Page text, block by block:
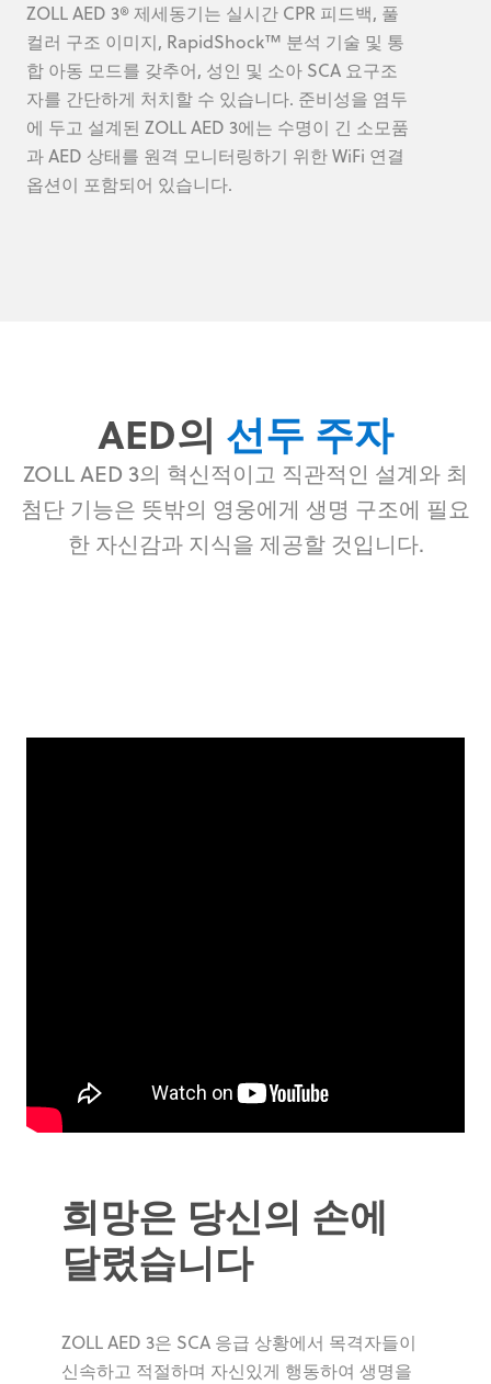
ZOLL AED 3® 제세동기는 실시간 CPR 피드백, 풀
컬러 구조 이미지, RapidShock™ 분석 기술 및 통
합 아동 모드를 갖추어, 성인 및 소아 SCA 요구조
자를 간단하게 처치할 수 있습니다. 준비성을 염두
에 두고 설계된 ZOLL AED 3에는 수명이 긴 소모품
과 AED 상태를 원격 모니터링하기 위한 WiFi 연결
옵션이 포함되어 있습니다.
AED의 선두 주자
ZOLL AED 3의 혁신적이고 직관적인 설계와 최
첨단 기능은 뜻밖의 영웅에게 생명 구조에 필요
한 자신감과 지식을 제공할 것입니다.
희망은 당신의 손에
달렸습니다
ZOLL AED 3은 SCA 응급 상황에서 목격자들이
신속하고 적절하며 자신있게 행동하여 생명을